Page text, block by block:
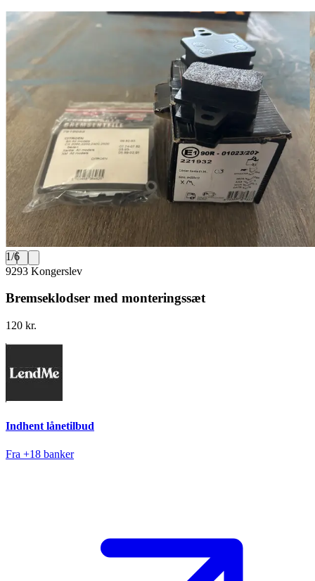
1/6
9293 Kongerslev
Bremseklodser med monteringssæt
120 kr.
Indhent lånetilbud
Fra +18 banker